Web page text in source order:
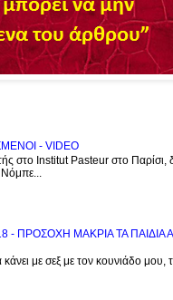
- VIDEO
στο Institut Pasteur στο Παρίσι,
Νόμπε...
- ΠΡΟΣΟΧΗ ΜΑΚΡΙΑ ΤΑ
κάνει με σεξ με τον κουνιάδο